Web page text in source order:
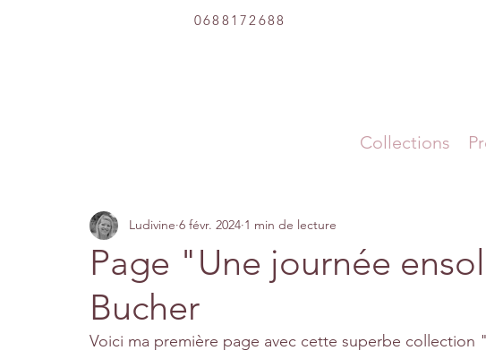
0688172688
Collections
Page "Une journée
Bucher
Ludivine 6 févr. 2024 1 min de lecture
Voici ma première page avec cette superbe collection